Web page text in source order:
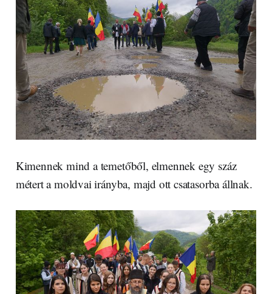
Kimennek mind a temetőből, elmennek egy száz
métert a moldvai irányba, majd ott csatasorba állnak.